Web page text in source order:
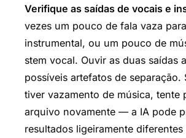
Verifique as saídas de vocais e
vezes um pouco de fala vaza
instrumental, ou um pouco de
stem vocal. Ouvir as duas saídas
possíveis artefatos de separação.
tiver vazamento de música, tente
arquivo novamente — a IA pode
resultados ligeiramente diferentes